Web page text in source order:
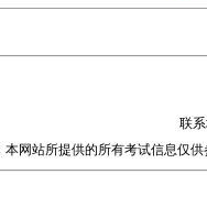
联
本网站所提供的所有考试信息仅